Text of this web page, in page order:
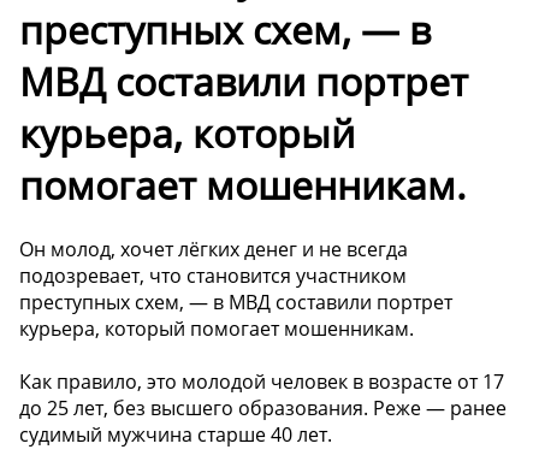
преступных схем, — в
МВД составили портрет
курьера, который
помогает мошенникам.
Он молод, хочет лёгких денег и не всегда
подозревает, что становится участником
преступных схем, — в МВД составили портрет
курьера, который помогает мошенникам.
Как правило, это молодой человек в возрасте от 17
до 25 лет, без высшего образования. Реже — ранее
судимый мужчина старше 40 лет.